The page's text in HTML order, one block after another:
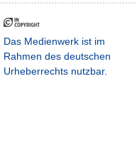
Das Medienwerk ist im
Rahmen des deutschen
Urheberrechts nutzbar.